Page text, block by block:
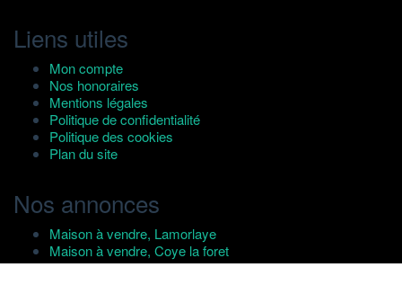
Liens utiles
Mon compte
Nos honoraires
Mentions légales
Politique de confidentialité
Politique des cookies
Plan du site
Nos annonces
Maison à vendre, Lamorlaye
Maison à vendre, Coye la foret
Maison à vendre, Orry la ville